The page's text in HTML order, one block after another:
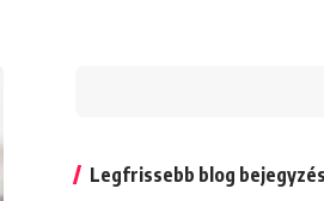
Legfrissebb blog